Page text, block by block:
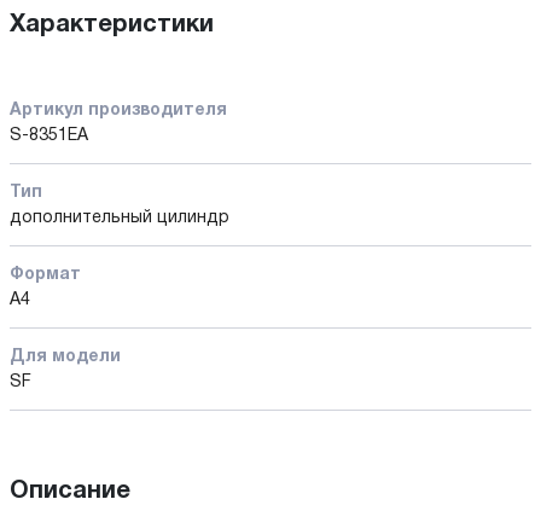
Характеристики
Артикул производителя
S-8351EA
Тип
дополнительный цилиндр
Формат
A4
Для модели
SF
Описание